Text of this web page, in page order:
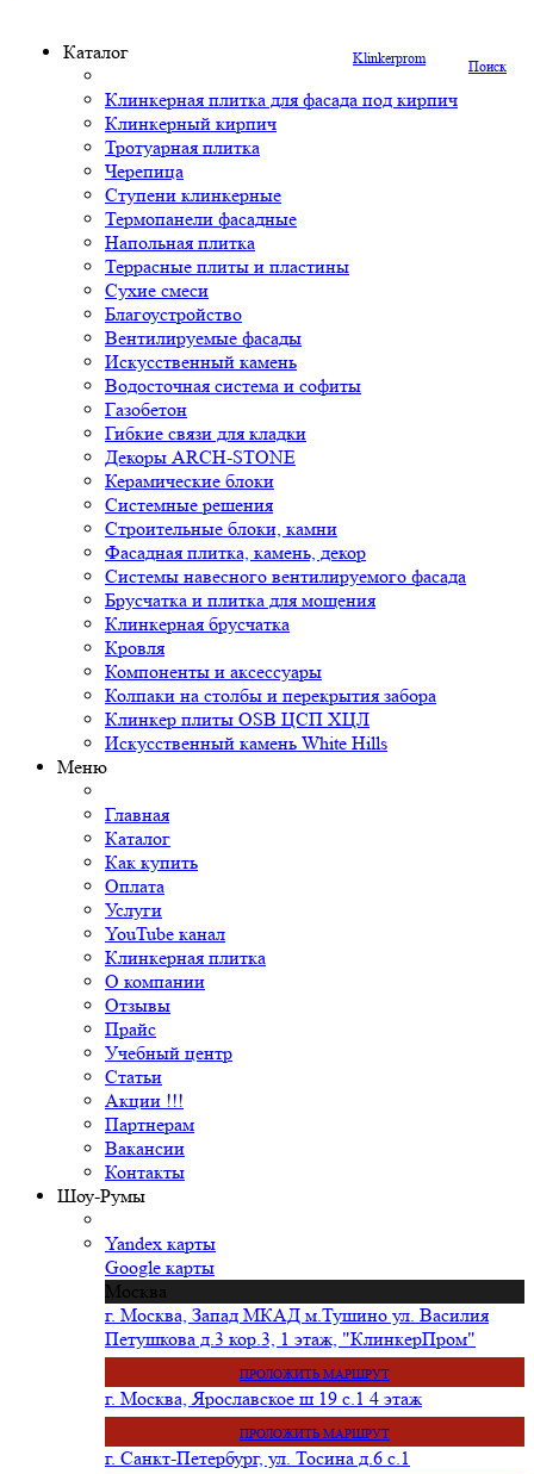
Поиск
Klinkerprom
Каталог
Клинкерная плитка для фасада под кирпич
Клинкерный кирпич
Тротуарная плитка
Черепица
Ступени клинкерные
Термопанели фасадные
Напольная плитка
Террасные плиты и пластины
Сухие смеси
Благоустройство
Вентилируемые фасады
Искусственный камень
Водосточная система и софиты
Газобетон
Гибкие связи для кладки
Декоры ARCH-STONE
Керамические блоки
Системные решения
Строительные блоки, камни
Фасадная плитка, камень, декор
Системы навесного вентилируемого фасада
Брусчатка и плитка для мощения
Клинкерная брусчатка
Кровля
Компоненты и аксессуары
Колпаки на столбы и перекрытия забора
Клинкер плиты OSB ЦСП ХЦЛ
Искусственный камень White Hills
Меню
Главная
Каталог
Как купить
Оплата
Услуги
YouTube канал
Клинкерная плитка
О компании
Отзывы
Прайс
Учебный центр
Статьи
Акции !!!
Партнерам
Вакансии
Контакты
Шоу-Румы
Yandex карты
Google карты
Москва
г. Москва, Запад МКАД м.Тушино ул. Василия
Петушкова д.3 кор.3, 1 этаж, "КлинкерПром"
ПРОЛОЖИТЬ МАРШРУТ
г. Москва, Ярославское ш 19 с.1 4 этаж
ПРОЛОЖИТЬ МАРШРУТ
г. Санкт-Петербург, ул. Тосина д.6 с.1